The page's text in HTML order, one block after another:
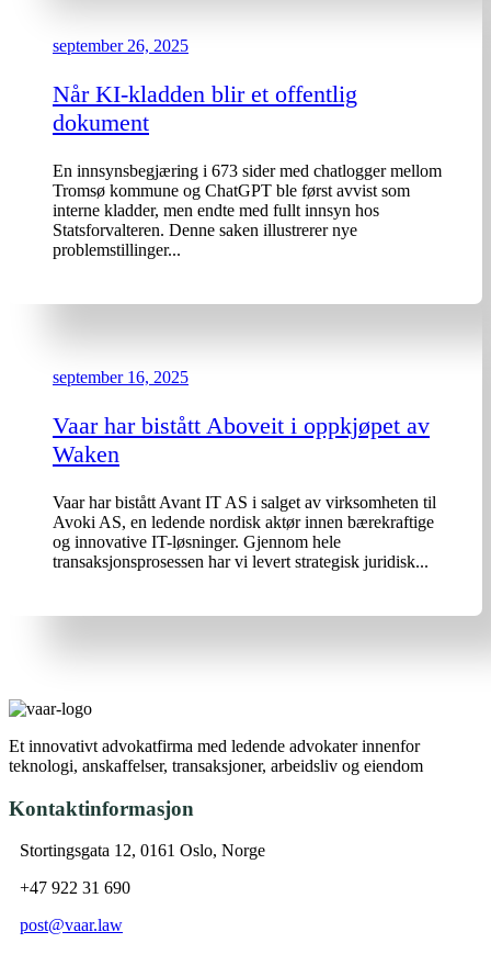
september 26, 2025
Når KI-kladden blir et offentlig
dokument
En innsynsbegjæring i 673 sider med chatlogger mellom
Tromsø kommune og ChatGPT ble først avvist som
interne kladder, men endte med fullt innsyn hos
Statsforvalteren. Denne saken illustrerer nye
problemstillinger...
september 16, 2025
Vaar har bistått Aboveit i oppkjøpet av
Waken
Vaar har bistått Avant IT AS i salget av virksomheten til
Avoki AS, en ledende nordisk aktør innen bærekraftige
og innovative IT-løsninger. Gjennom hele
transaksjonsprosessen har vi levert strategisk juridisk...
Et innovativt advokatfirma med ledende advokater innenfor
teknologi, anskaffelser, transaksjoner, arbeidsliv og eiendom
Kontaktinformasjon
Stortingsgata 12, 0161 Oslo, Norge
+47 922 31 690
post@vaar.law